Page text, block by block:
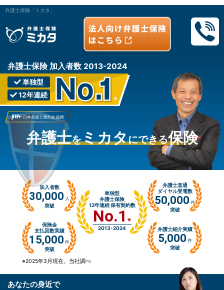
弁護士保険「ミカタ」
弁護士保険 加入者数 2013-2024
単独型
12年連続
※
日本弁護士連合会 提携
弁護士をミカタにできる保険
加入者数
30,000 人
突破
保険金
支払回数実績
15,000 件
突破
単独型
弁護士保険
12年連続 保有契約数
No.1 ※
2013-2024
弁護士直通
ダイヤル受電数
50,000 件
突破
弁護士紹介実績
5,000 件
突破
※2025年3月現在。当社調べ
あなたの身近で